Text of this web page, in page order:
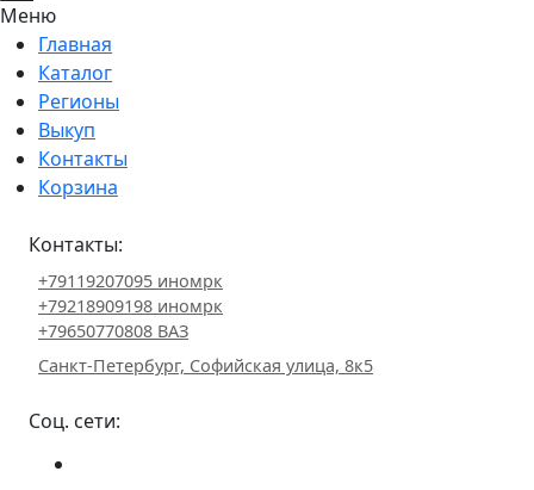
Меню
Главная
Каталог
Регионы
Выкуп
Контакты
Корзина
Контакты:
+79119207095 иномрк
+79218909198 иномрк
+79650770808 ВАЗ
Санкт-Петербург, Софийская улица, 8к5
Соц. сети: